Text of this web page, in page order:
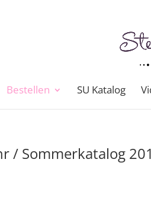
Bestellen SU Katalog
/ Sommerkatalog